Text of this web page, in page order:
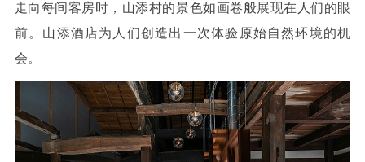
走向每间客房时，山添村的景色如画卷般展现在人们的眼
前。山添酒店为人们创造出一次体验原始自然环境的机
会。